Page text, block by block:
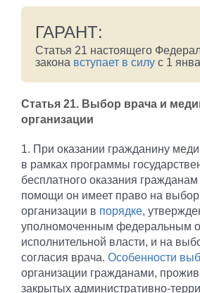
ГАРАНТ:
Статья 21 настоящего
закона вступает в силу с 1
Статья 21. Выбор врача и
организации
1. При оказании гражданину
в рамках программы
бесплатного оказания
помощи он имеет право на
организации в порядке,
уполномоченным федеральным
исполнительной власти, и на
согласия врача. Особенности
организации гражданами,
закрытых административно-